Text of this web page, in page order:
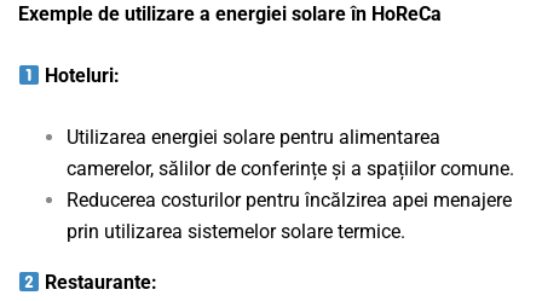
Exemple de utilizare a energiei solare în HoReCa
Hoteluri:
Utilizarea energiei solare pentru alimentarea
camerelor, sălilor de conferințe și a spațiilor comune.
Reducerea costurilor pentru încălzirea apei menajere
prin utilizarea sistemelor solare termice.
Restaurante: